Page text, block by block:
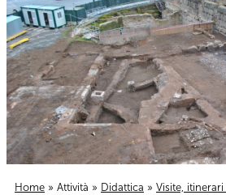
Home » Attività » Didattica » Visite,